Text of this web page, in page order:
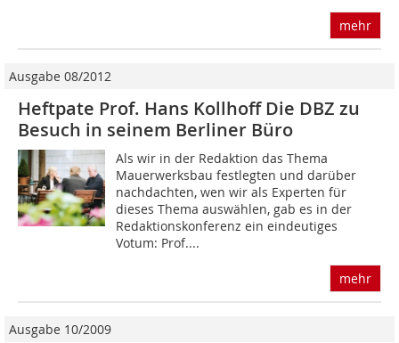
mehr
Ausgabe 08/2012
Heftpate Prof. Hans Kollhoff Die DBZ zu
Besuch in seinem Berliner Büro
Als wir in der Redaktion das Thema
Mauerwerksbau festlegten und darüber
nachdachten, wen wir als Experten für
dieses Thema auswählen, gab es in der
Redaktionskonferenz ein eindeutiges
Votum: Prof....
mehr
Ausgabe 10/2009